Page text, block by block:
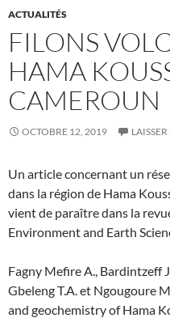
ACTUALITÉS
FILONS
HAMA
CAMEROUN
OCTOBRE 12, 2019
Un article concernant un
dans la région de Hama
vient de paraître dans la
Environment and Earth
Fagny Mefire A., Bardintzeff
Gbeleng T.A. et Ngougoure
and geochemistry of Hama